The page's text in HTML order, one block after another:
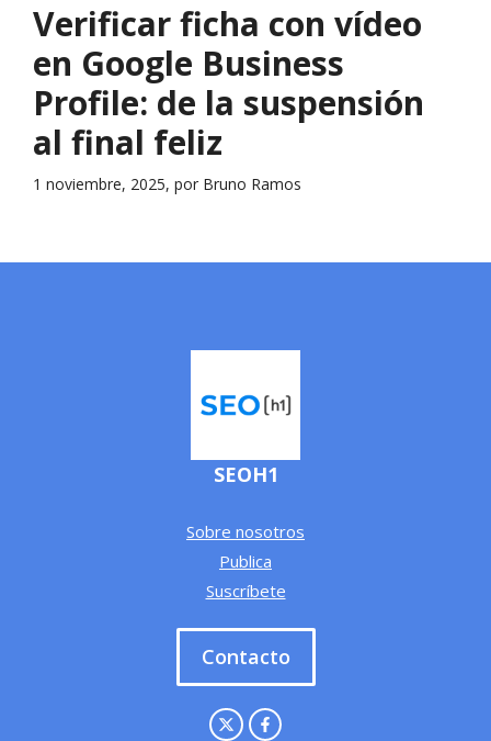
Verificar ficha con vídeo
en Google Business
Profile: de la suspensión
al final feliz
1 noviembre, 2025, por Bruno Ramos
SEOH1
Sobre nosotros
Publica
Suscríbete
Contacto